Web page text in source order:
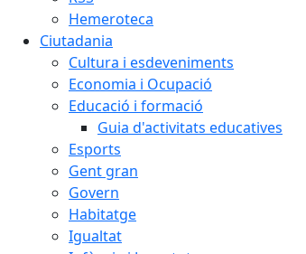
Hemeroteca
Ciutadania
Cultura i esdeveniments
Economia i Ocupació
Educació i formació
Guia d'activitats educatives
Esports
Gent gran
Govern
Habitatge
Igualtat